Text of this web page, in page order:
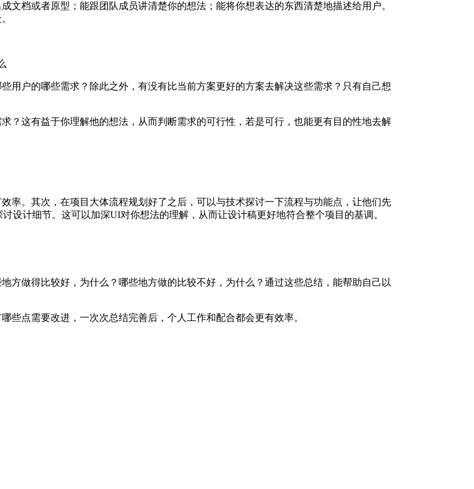
档或者原型；能跟团队成员讲清楚你的想法；能将你想表达的东西清楚地描述给用户。
用户的哪些需求？除此之外，有没有比当前方案更好的方案去解决这些需求？只有自己想
？这有益于你理解他的想法，从而判断需求的可行性，若是可行，也能更有目的性地去解
率。其次，在项目大体流程规划好了之后，可以与技术探讨一下流程与功能点，让他们先
计细节。这可以加深UI对你想法的理解，从而让设计稿更好地符合整个项目的基调。
方做得比较好，为什么？哪些地方做的比较不好，为什么？通过这些总结，能帮助自己以
些点需要改进，一次次总结完善后，个人工作和配合都会更有效率。